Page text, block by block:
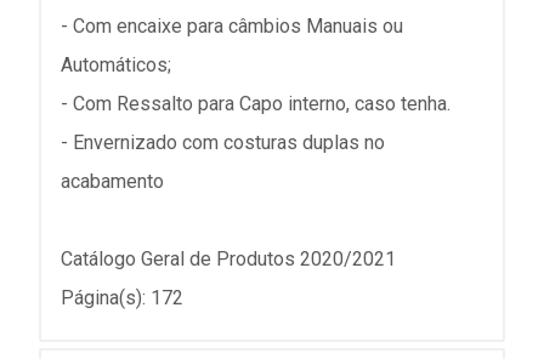
- Com encaixe para câmbios Manuais ou
Automáticos;
- Com Ressalto para Capo interno, caso tenha.
- Envernizado com costuras duplas no
acabamento
Catálogo Geral de Produtos 2020/2021
Página(s): 172